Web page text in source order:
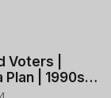
Voters |
| 1990s